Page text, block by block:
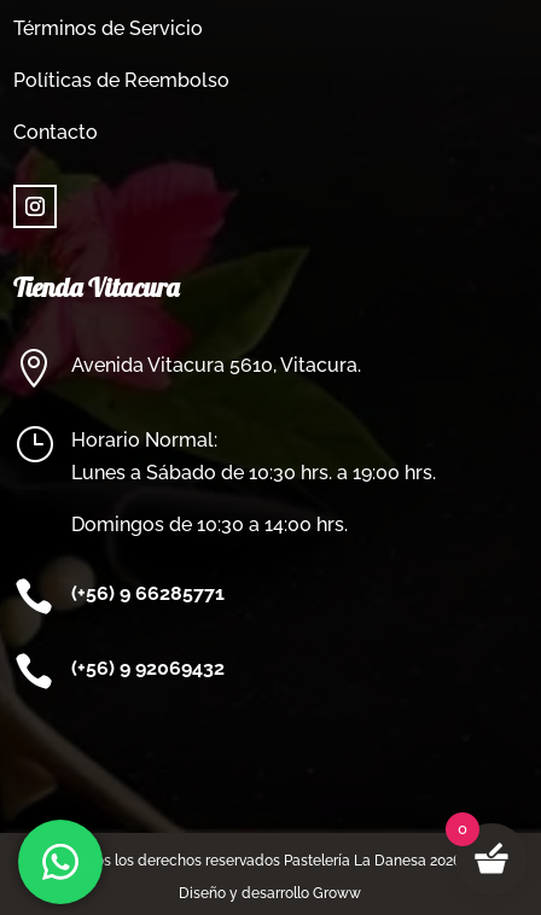
Términos de Servicio
Políticas de Reembolso
Contacto
Tienda Vitacura
 Avenida Vitacura 5610, Vitacura.
}
Horario Normal:
Lunes a Sábado de 10:30 hrs. a 19:00 hrs.
Domingos de 10:30 a 14:00 hrs.
 (+56) 9 66285771
 (+56) 9 92069432
Todos los derechos reservados Pastelería La Danesa 2026 -
Diseño y desarrollo Groww
0